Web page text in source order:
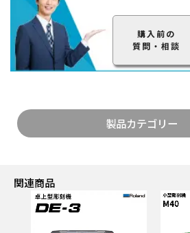
購入前の
質問・相談
製品カテゴリー
関連商品